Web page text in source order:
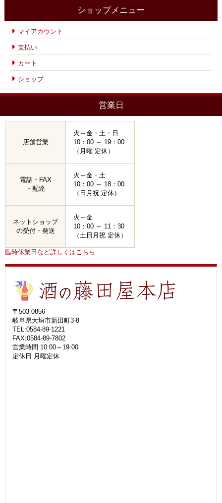
ショップメニュー
マイアカウント
支払い
カート
ショップ
営業日
店舗営業
火～金・土・日
10：00 ～ 19：00
（月曜 定休）
電話・FAX
・配達
火～金・土
10：00 ～ 18：00
（日月祝 定休）
ネットショップ
の受付・発送
火～金
10：00 ～ 11：30
（土日月祝 定休）
臨時休業日など詳しくはこちら
〒503-0856
岐阜県大垣市新田町3-8
TEL:0584-89-1221
FAX:0584-89-7802
営業時間:10:00～19:00
定休日:月曜定休